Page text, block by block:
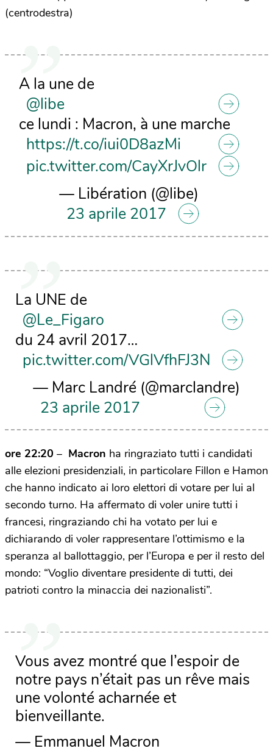
(centrodestra)
A la une de
@libe
ce lundi : Macron, à une marche
https://t.co/iui0D8azMi
pic.twitter.com/CayXrJvOlr
— Libération (@libe)
23 aprile 2017
La UNE de
@Le_Figaro
du 24 avril 2017…
pic.twitter.com/VGlVfhFJ3N
— Marc Landré (@marclandre)
23 aprile 2017
ore 22:20 – Macron ha ringraziato tutti i candidati
alle elezioni presidenziali, in particolare Fillon e Hamon
che hanno indicato ai loro elettori di votare per lui al
secondo turno. Ha affermato di voler unire tutti i
francesi, ringraziando chi ha votato per lui e
dichiarando di voler rappresentare l’ottimismo e la
speranza al ballottaggio, per l’Europa e per il resto del
mondo: “Voglio diventare presidente di tutti, dei
patrioti contro la minaccia dei nazionalisti”.
Vous avez montré que l’espoir de
notre pays n’était pas un rêve mais
une volonté acharnée et
bienveillante.
— Emmanuel Macron